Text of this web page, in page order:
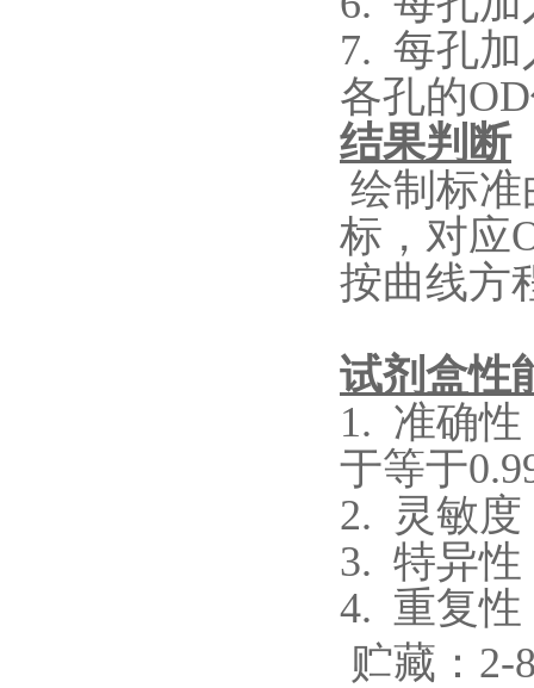
7. 每孔加
各孔的
结果判断
绘制标
标，对应
按曲线方
试剂盒性
1. 准确
于等于
2. 灵敏
3. 特异性
4. 重复
贮藏： 2-